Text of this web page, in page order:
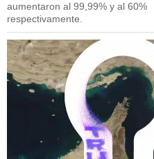
aumentaron al 99,99% y al 60%
respectivamente.